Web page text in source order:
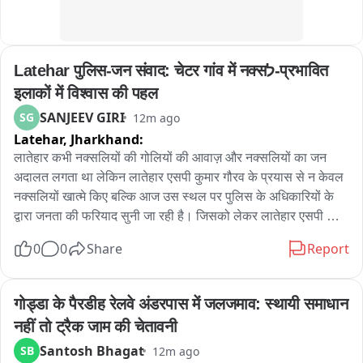
Latehar पुलिस-जन संवाद: चेटर गांव में नक्सל-प्रभावित
इलाकों में विश्वास की पहल
SG SANJEEV GIRI 12m ago
Latehar, Jharkhand:
लातेहार कभी नक्सलियों की गोलियों की आवाज़ और नक्सलियों का जन
अदालत लगता था लेकिन लातेहार एसपी कुमार गौरव के प्रयास से न केवल
नक्सलियों खात्मे किए बल्कि आज उस स्थल पर पुलिस के अधिकारियों के
द्वारा जनता की फरियाद सुनी जा रही है। जिसको लेकर लातेहार एसपी
गांव में लातेहार SDPO संदीप कुमार गुप्ता, थाना प्रभारी इंस्पेक्टर मनोरंजन
पर कभी भय और दहशत का माहौल रहता था, वहीं अब पुलिस अधिकारियों ने
चौपाल लगाकर ग्रामीणों की समस्याएं सुनीं और उनके समाधान का भरोसा
दिलाया। लातेहार पुलिस अधीक्षक कुमार गौरव के निर्देश पर पूर्व के अति
नक्सल प्रभावित चेटर गांव में पुलिस-जन संवाद कार्यक्रम आयोजित किया
0 0 Share Report
गोड्डा के पैरडीह रेलवे अंडरपास में जलजमाव: स्थायी समाधान
नहीं तो ट्रैक जाम की चेतावनी
SB Santosh Bhagat 12m ago